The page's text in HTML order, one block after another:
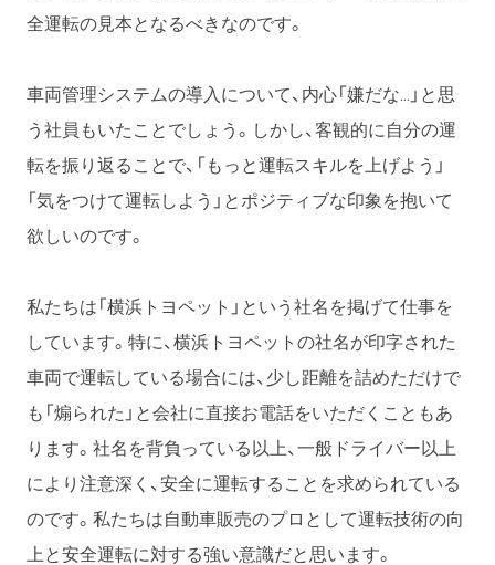
全運転の見本となるべきなのです。
車両管理システムの導入について、内心「嫌だな…」と思
う社員もいたことでしょう。しかし、客観的に自分の運
転を振り返ることで、「もっと運転スキルを上げよう」
「気をつけて運転しよう」とポジティブな印象を抱いて
欲しいのです。
私たちは「横浜トヨペット」という社名を掲げて仕事を
しています。特に、横浜トヨペットの社名が印字された
車両で運転している場合には、少し距離を詰めただけで
も「煽られた」と会社に直接お電話をいただくこともあ
ります。社名を背負っている以上、一般ドライバー以上
により注意深く、安全に運転することを求められている
のです。私たちは自動車販売のプロとして運転技術の向
上と安全運転に対する強い意識だと思います。